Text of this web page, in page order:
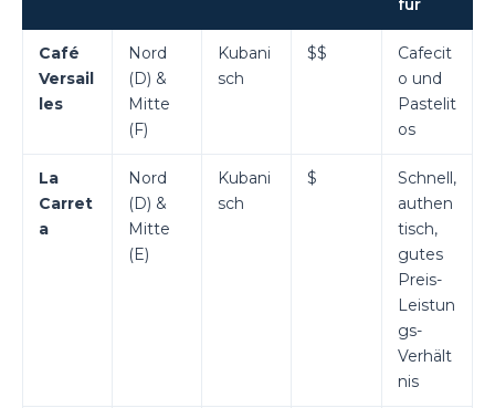
für
Café
Versail
les
Nord
(D) &
Mitte
(F)
Kubani
sch
$$
Cafecit
o und
Pastelit
os
La
Carret
a
Nord
(D) &
Mitte
(E)
Kubani
sch
$
Schnell,
authen
tisch,
gutes
Preis-
Leistun
gs-
Verhält
nis